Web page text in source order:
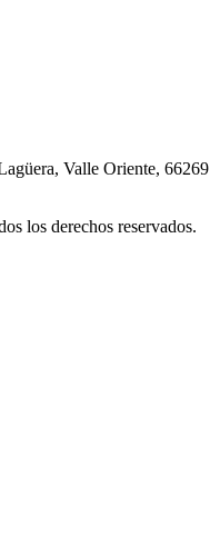
Valle Oriente, 66269
los derechos reservados.